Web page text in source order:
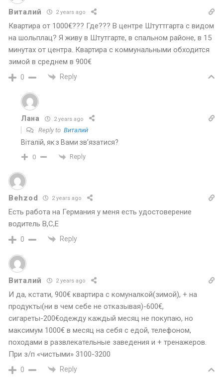
Виталий 2 years ago
Квартира от 1000€??? Где??? В центре Штуттгарта с видом
на шольплац? Я живу в Штутгарте, в спальном районе, в 15
минутах от центра. Квартира с коммунальными обходится
зимой в среднем в 900€
0 Reply
Лана 2 years ago
Reply to Виталий
Віталій, як з Вами зв’язатися?
0 Reply
Behzod 2 years ago
Есть работа на Германия у меня есть удостоверение
водитель B,C,E
0 Reply
Виталий 2 years ago
И да, кстати, 900€ квартира с комуналкой(зимой), + на
продукты(ни в чем себе не отказывая)-600€,
сигареты-200€одежду каждый месяц не покупаю, но
максимум 1000€ в месяц на себя с едой, телефоном,
походами в развлекательные заведения и + тренажеров.
При з/п «чистыми» 3100-3200
0 Reply